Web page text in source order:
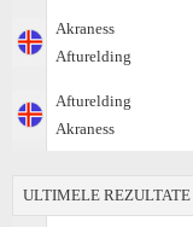
Akraness
Afturelding
Afturelding
Akraness
ULTIMELE REZULTATE